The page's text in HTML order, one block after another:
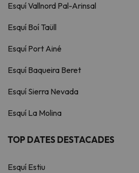
Esquí Vallnord Pal-Arinsal
Esquí Boí Taüll
Esquí Port Ainé
Esquí Baqueira Beret
Esquí Sierra Nevada
Esquí La Molina
TOP DATES DESTACADES
Esquí Estiu